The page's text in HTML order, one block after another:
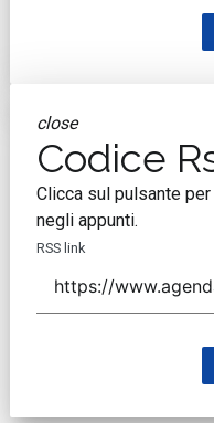
close
Codice
Clicca sul pulsante
negli appunti.
RSS link